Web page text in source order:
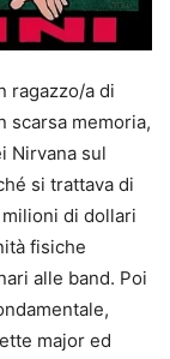
ragazzo/a di
scarsa memoria,
Nirvana sul
si trattava di
di dollari
fisiche
alle band. Poi
major ed